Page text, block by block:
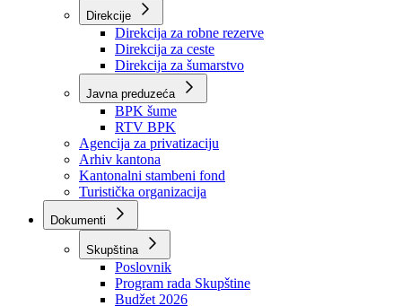
Kantonalna uprava za inspekcijske poslove
Kantonalna uprava civilne zaštite
Direkcije
Direkcija za robne rezerve
Direkcija za ceste
Direkcija za šumarstvo
Javna preduzeća
BPK šume
RTV BPK
Agencija za privatizaciju
Arhiv kantona
Kantonalni stambeni fond
Turistička organizacija
Dokumenti
Skupština